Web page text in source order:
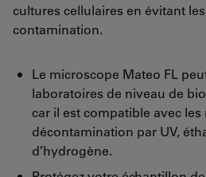
cultures cellulaires en évitant
contamination.
Le microscope Mateo FL
laboratoires de niveau de
car il est compatible avec
décontamination par UV,
d’hydrogène.